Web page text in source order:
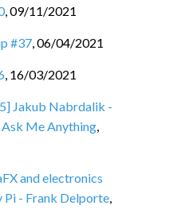
,09/11/2021
#37,06/04/2021
, 16/03/2021
Jakub Nabrdalik -
Me Anything,
and electronics
Pi - Frank Delporte,